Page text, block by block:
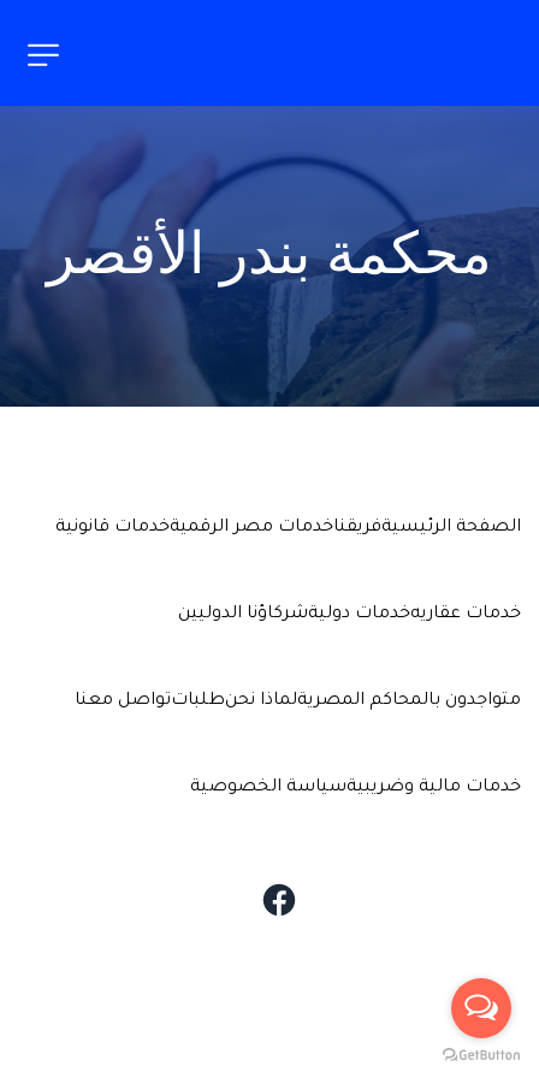
محكمة بندر الأقصر
الصفحة الرئيسيةفريقناخدمات مصر الرقميةخدمات قانونية
خدمات عقاريهخدمات دوليةشركاؤنا الدوليين
متواجدون بالمحاكم المصريةلماذا نحنطلباتتواصل معنا
خدمات مالية وضريبيةسياسة الخصوصية